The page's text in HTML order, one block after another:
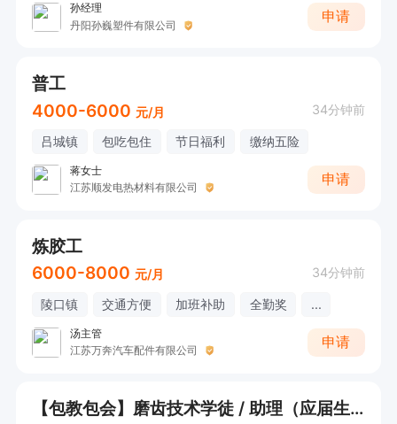
孙经理
丹阳孙巍塑件有限公司
申请
普工
4000-6000 元/月 34分钟前
吕城镇 包吃包住 节日福利 缴纳五险
蒋女士
江苏顺发电热材料有限公司
申请
炼胶工
6000-8000 元/月 34分钟前
陵口镇 交通方便 加班补助 全勤奖 ...
汤主管
江苏万奔汽车配件有限公司
申请
【包教包会】磨齿技术学徒 / 助理（应届生优先）